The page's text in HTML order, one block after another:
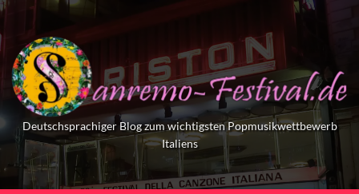
Skip
to
content
Deutschsprachiger Blog zum wichtigsten Popmusikwettbewerb
Italiens